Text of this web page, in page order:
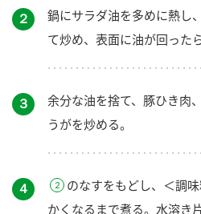
２
鍋にサラダ油を多めに熱し
て炒め、表面に油が回った
３ 余分な油を捨て、豚ひき肉、
うがを炒める。
４
のなすをもどし、＜調
かくなるまで煮る。水溶き